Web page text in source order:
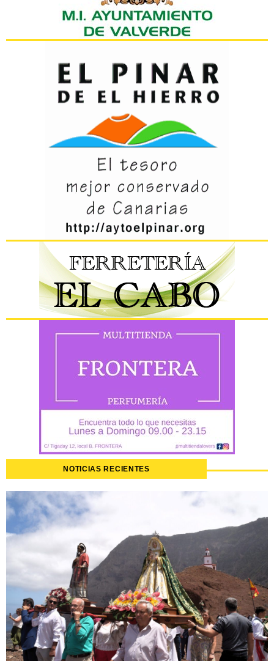
NOTICIAS RECIENTES